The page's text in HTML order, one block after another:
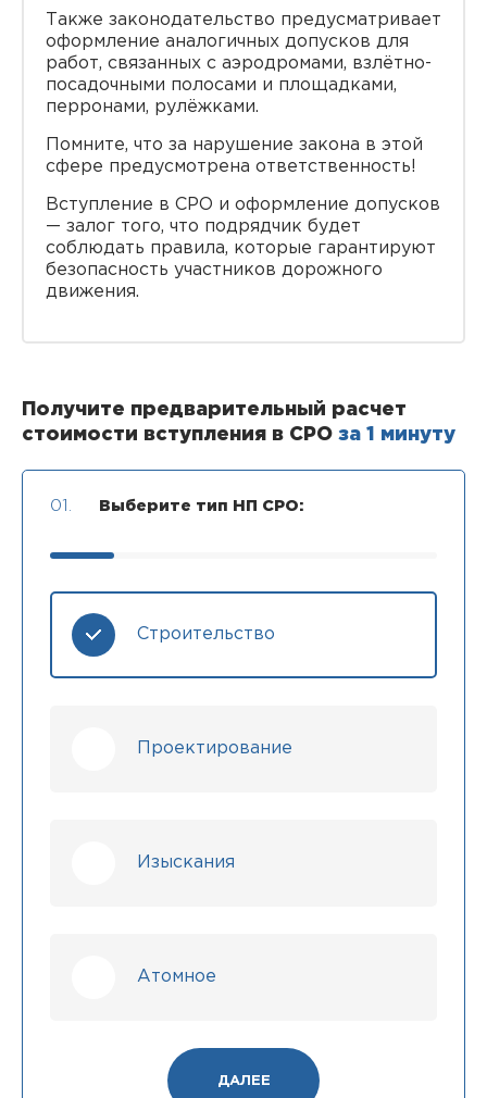
Также законодательство предусматривает
оформление аналогичных допусков для
работ, связанных с аэродромами, взлётно-
посадочными полосами и площадками,
перронами, рулёжками.
Помните, что за нарушение закона в этой
сфере предусмотрена ответственность!
Вступление в СРО и оформление допусков
— залог того, что подрядчик будет
соблюдать правила, которые гарантируют
безопасность участников дорожного
движения.
Получите предварительный расчет
стоимости вступления в СРО за 1 минуту
01. Выберите тип НП СРО:
Строительство
Проектирование
Изыскания
Атомное
ДАЛЕЕ